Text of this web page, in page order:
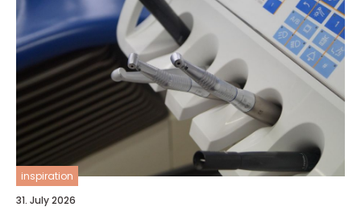
inspiration
31. July 2026